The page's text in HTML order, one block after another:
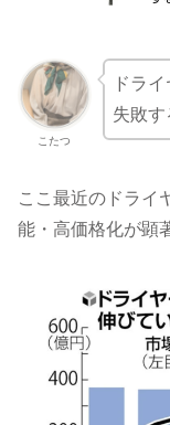
こたつ
ドラ
失敗す
ここ最近のドライ
能・高価格化が顕